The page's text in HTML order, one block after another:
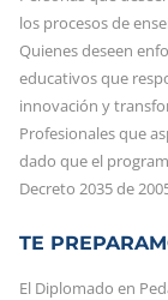
los procesos de
Quienes deseen
educativos que
innovación y
Profesionales que
dado que el
Decreto 2035 de
TE
El Diplomado en